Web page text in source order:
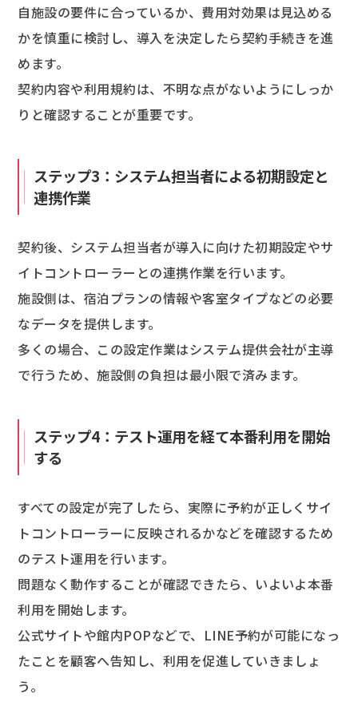
自施設の要件に合っているか、費用対効果は見込める
かを慎重に検討し、導入を決定したら契約手続きを進
めます。
契約内容や利用規約は、不明な点がないようにしっか
りと確認することが重要です。
ステップ3：システム担当者による初期設定と
連携作業
契約後、システム担当者が導入に向けた初期設定やサ
イトコントローラーとの連携作業を行います。
施設側は、宿泊プランの情報や客室タイプなどの必要
なデータを提供します。
多くの場合、この設定作業はシステム提供会社が主導
で行うため、施設側の負担は最小限で済みます。
ステップ4：テスト運用を経て本番利用を開始
する
すべての設定が完了したら、実際に予約が正しくサイ
トコントローラーに反映されるかなどを確認するため
のテスト運用を行います。
問題なく動作することが確認できたら、いよいよ本番
利用を開始します。
公式サイトや館内POPなどで、LINE予約が可能になっ
たことを顧客へ告知し、利用を促進していきましょ
う。